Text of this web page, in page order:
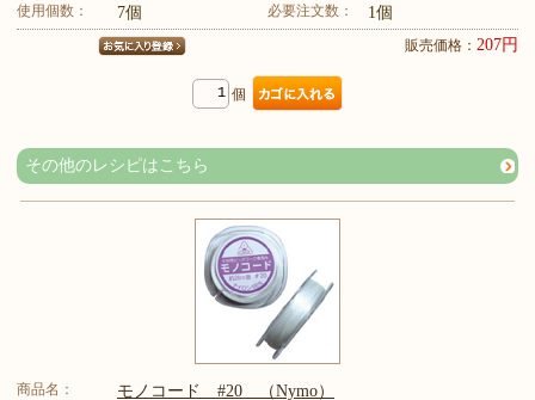
使用個数： 7個 必要注文数： 1個
販売価格： 207円
個
その他のレシピはこちら
商品名： モノコード #20 （Nymo）